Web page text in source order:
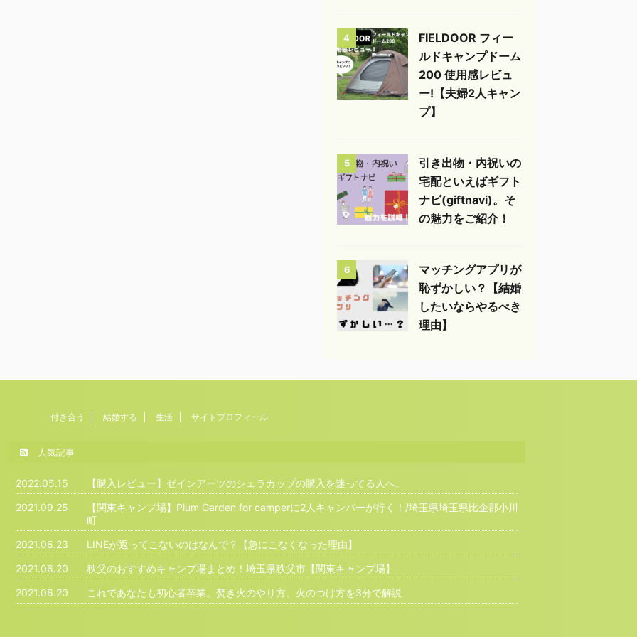
4
FIELDOOR フィー
ルドキャンプドーム
200 使用感レビュ
ー!【夫婦2人キャン
プ】
5
引き出物・内祝いの
宅配といえばギフト
ナビ(giftnavi)。そ
の魅力をご紹介！
6
マッチングアプリが
恥ずかしい？【結婚
したいならやるべき
理由】
付き合う 結婚する 生活 サイトプロフィール
人気記事
2022.05.15
【購入レビュー】ゼインアーツのシェラカップの購入を迷ってる人へ。
2021.09.25
【関東キャンプ場】Plum Garden for camperに2人キャンパーが行く！/埼玉県埼玉県比企郡小川
町
2021.06.23
LINEが返ってこないのはなんで？【急にこなくなった理由】
2021.06.20
秩父のおすすめキャンプ場まとめ！埼玉県秩父市【関東キャンプ場】
2021.06.20
これであなたも初心者卒業。焚き火のやり方、火のつけ方を3分で解説